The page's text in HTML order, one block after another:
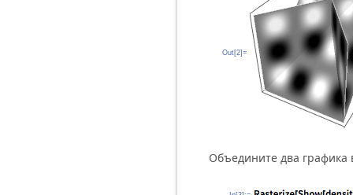
Out[2]=
Объедините два